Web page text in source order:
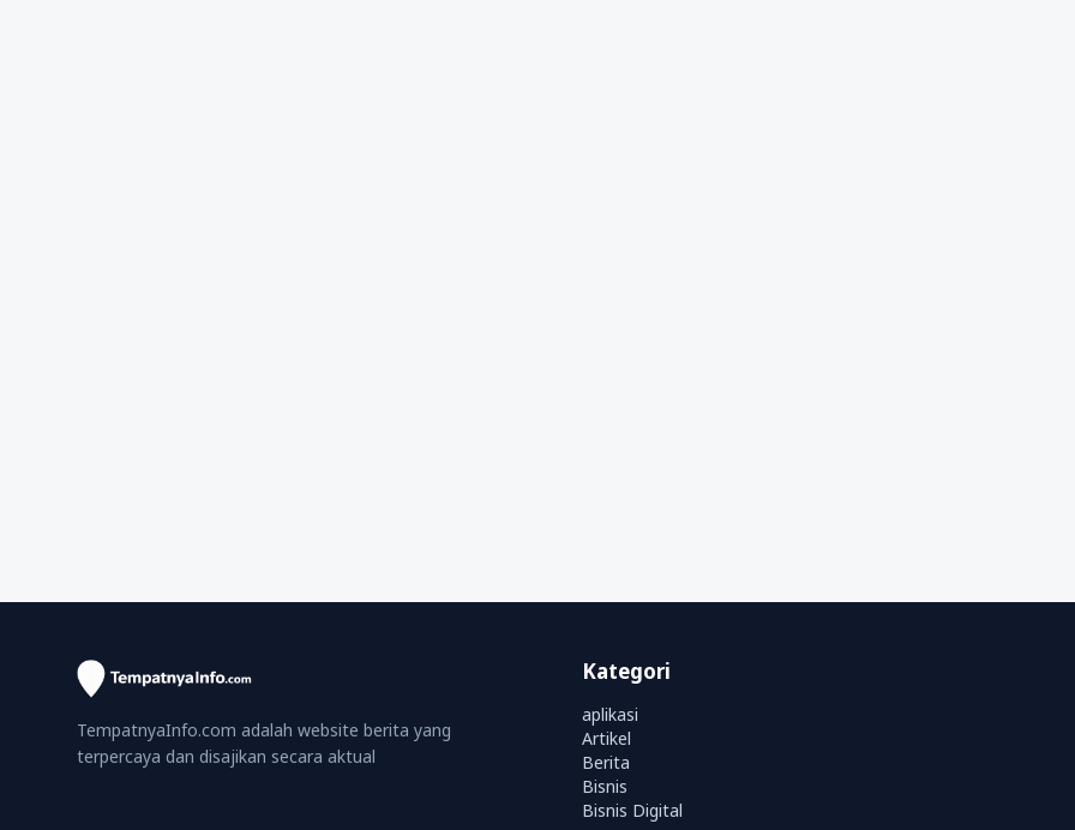
TempatnyaInfo.com adalah website berita yang
terpercaya dan disajikan secara aktual
Kategori
aplikasi
Artikel
Berita
Bisnis
Bisnis Digital